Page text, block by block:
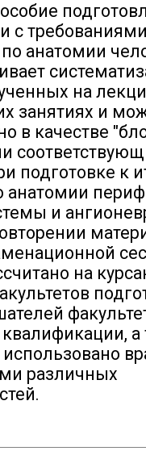
с
анатомии
на
занятиях и
в качестве
подготовке к
анатомии
и
на
а
различных